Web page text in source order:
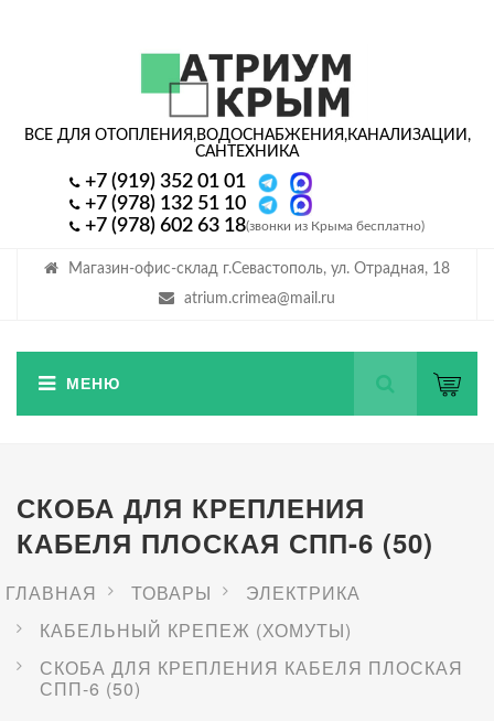
Магазин-офис-склад г.Севастополь, ул. Отрадная, 18
atrium.crimea@mail.ru
ВСЕ ДЛЯ ОТОПЛЕНИЯ,ВОДОСНАБЖЕНИЯ,КАНАЛИЗАЦИИ,
САНТЕХНИКА
+7 (919) 352 01 01
+7 (978) 132 51 10
+7 (978) 602 63 18(звонки из Крыма бесплатно)
СКОБА ДЛЯ КРЕПЛЕНИЯ
КАБЕЛЯ ПЛОСКАЯ СПП-6 (50)
ГЛАВНАЯ ТОВАРЫ
ЭЛЕКТРИКА
КАБЕЛЬНЫЙ КРЕПЕЖ (ХОМУТЫ)
СКОБА ДЛЯ КРЕПЛЕНИЯ КАБЕЛЯ ПЛОСКАЯ
СПП-6 (50)